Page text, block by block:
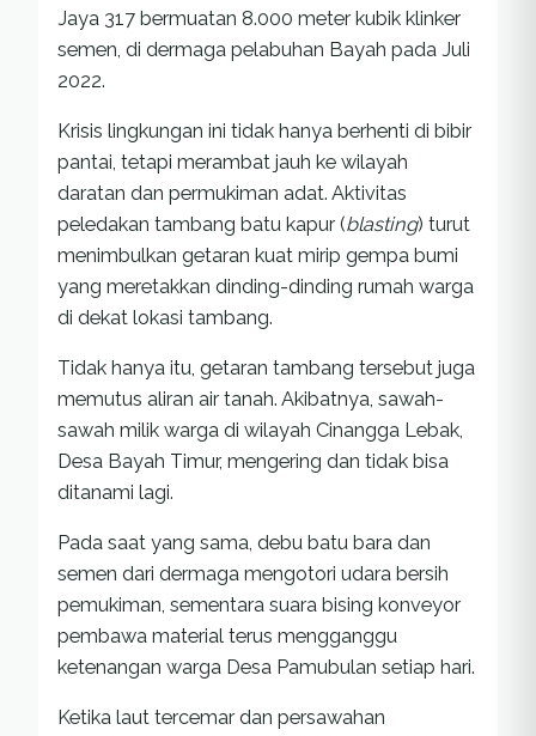
Jaya 317 bermuatan 8.000 meter kubik klinker
semen, di dermaga pelabuhan Bayah pada Juli
2022.
Krisis lingkungan ini tidak hanya berhenti di bibir
pantai, tetapi merambat jauh ke wilayah
daratan dan permukiman adat. Aktivitas
peledakan tambang batu kapur (blasting) turut
menimbulkan getaran kuat mirip gempa bumi
yang meretakkan dinding-dinding rumah warga
di dekat lokasi tambang.
Tidak hanya itu, getaran tambang tersebut juga
memutus aliran air tanah. Akibatnya, sawah-
sawah milik warga di wilayah Cinangga Lebak,
Desa Bayah Timur, mengering dan tidak bisa
ditanami lagi.
Pada saat yang sama, debu batu bara dan
semen dari dermaga mengotori udara bersih
pemukiman, sementara suara bising konveyor
pembawa material terus mengganggu
ketenangan warga Desa Pamubulan setiap hari.
Ketika laut tercemar dan persawahan